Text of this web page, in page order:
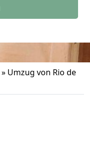
» Umzug von Rio de